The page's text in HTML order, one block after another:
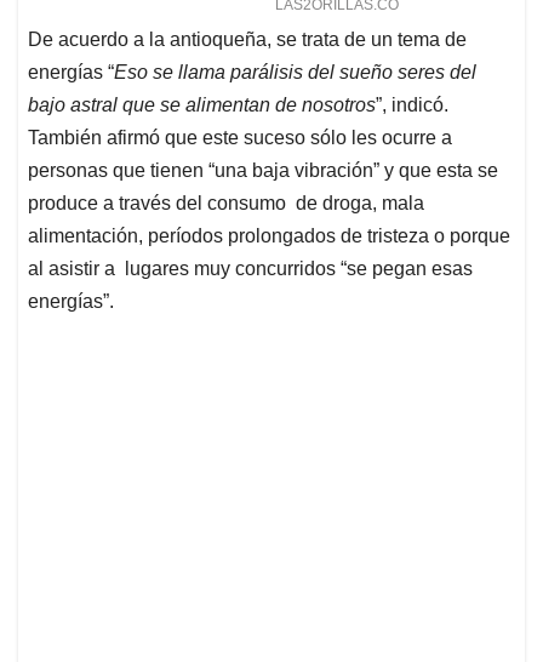
De acuerdo a la antioqueña, se trata de un tema de
energías “Eso se llama parálisis del sueño seres del
bajo astral que se alimentan de nosotros”, indicó.
También afirmó que este suceso sólo les ocurre a
personas que tienen “una baja vibración” y que esta se
produce a través del consumo de droga, mala
alimentación, períodos prolongados de tristeza o porque
al asistir a lugares muy concurridos “se pegan esas
energías”.